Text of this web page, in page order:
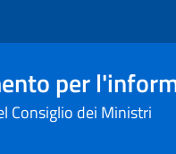
per
Consiglio dei Ministri